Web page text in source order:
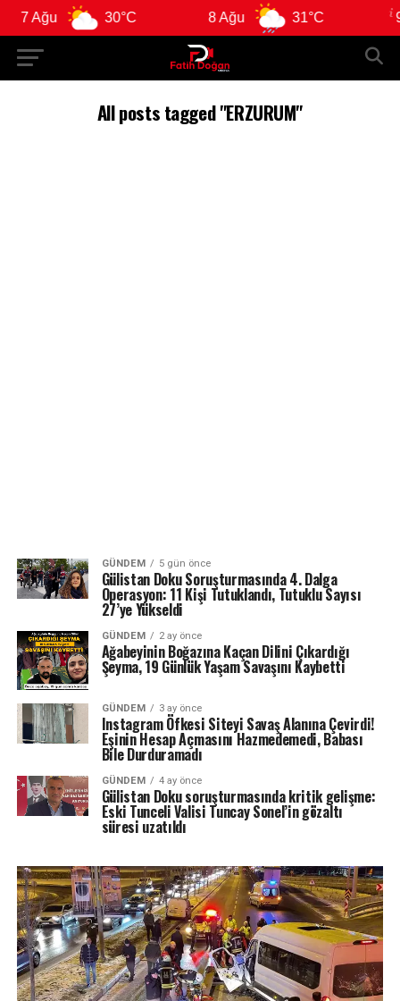
7 Ağu 30°C 8 Ağu 31°C 9
All posts tagged "ERZURUM"
GÜNDEM 5 gün önce
Gülistan Doku Soruşturmasında 4. Dalga
Operasyon: 11 Kişi Tutuklandı, Tutuklu Sayısı
27’ye Yükseldi
GÜNDEM 2 ay önce
Ağabeyinin Boğazına Kaçan Dilini Çıkardığı
Şeyma, 19 Günlük Yaşam Savaşını Kaybetti
GÜNDEM 3 ay önce
Instagram Öfkesi Siteyi Savaş Alanına Çevirdi!
Eşinin Hesap Açmasını Hazmedemedi, Babası
Bile Durduramadı
GÜNDEM 4 ay önce
Gülistan Doku soruşturmasında kritik gelişme:
Eski Tunceli Valisi Tuncay Sonel’in gözaltı
süresi uzatıldı